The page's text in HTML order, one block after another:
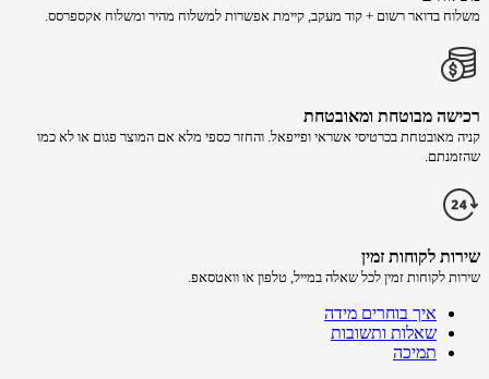
משלוח​ ב​דואר רשום + קוד מעקב​​, קיימת אפשרות למשלוח מהיר​ ומשלוח אקספרסס.
רכישה​ מבוטחת ​ומאובטחת
קניה מאובטחת בכרטיסי אשראי ופייפאל. והחזר כספי מלא אם המוצר פגום או לא כמו
שהזמנתם.
שירות לקוחות זמין
שירות לקוחות זמין לכל שאלה במייל, טלפון או וואטסאפ.
איך בוחרים מידה
שאלות ותשובות
תמיכה